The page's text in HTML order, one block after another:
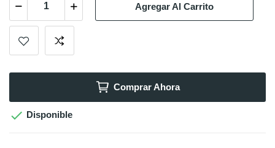
Agregar Al Carrito
Comprar Ahora
 Disponible